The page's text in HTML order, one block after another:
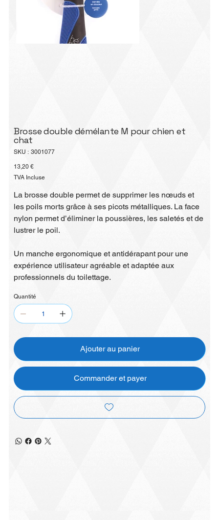
Brosse double démélante M pour chien et
chat
SKU : SKU
3001077
Prix
13,20 €
TVA Incluse
La brosse double permet de supprimer les nœuds et
les poils morts grâce à ses picots métalliques. La face
nylon permet d’éliminer la poussières, les saletés et de
lustrer le poil.
Un manche ergonomique et antidérapant pour une
expérience utilisateur agréable et adaptée aux
professionnels du toilettage.
Quantité
Ajouter au panier
Commander et payer